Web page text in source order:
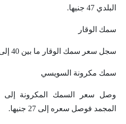
البلدي 47 جنيها.
سمك الوقار
سجل سعر سمك الوقار ما بين 40 إلى 70 جنيها للكيلوجرام.
سمك مكرونة السويسي
المجمد فوصل سعره إلى 27 جنيها.